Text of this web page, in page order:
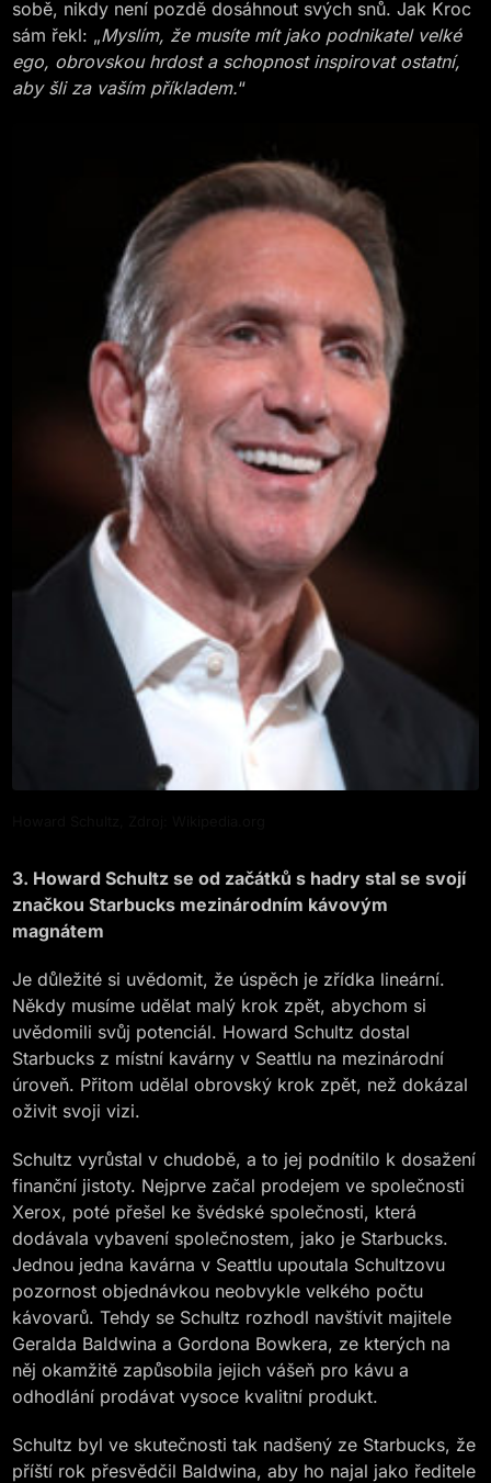
sobě, nikdy není pozdě dosáhnout svých snů. Jak Kroc
sám řekl: „Myslím, že musíte mít jako podnikatel velké
ego, obrovskou hrdost a schopnost inspirovat ostatní,
aby šli za vaším příkladem.“
3. Howard Schultz se od začátků s hadry stal se svojí
značkou Starbucks mezinárodním kávovým
magnátem
Je důležité si uvědomit, že úspěch je zřídka lineární.
Někdy musíme udělat malý krok zpět, abychom si
uvědomili svůj potenciál. Howard Schultz dostal
Starbucks z místní kavárny v Seattlu na mezinárodní
úroveň. Přitom udělal obrovský krok zpět, než dokázal
oživit svoji vizi.
Schultz vyrůstal v chudobě, a to jej podnítilo k dosažení
finanční jistoty. Nejprve začal prodejem ve společnosti
Xerox, poté přešel ke švédské společnosti, která
dodávala vybavení společnostem, jako je Starbucks.
Jednou jedna kavárna v Seattlu upoutala Schultzovu
pozornost objednávkou neobvykle velkého počtu
kávovarů. Tehdy se Schultz rozhodl navštívit majitele
Geralda Baldwina a Gordona Bowkera, ze kterých na
něj okamžitě zapůsobila jejich vášeň pro kávu a
odhodlání prodávat vysoce kvalitní produkt.
Schultz byl ve skutečnosti tak nadšený ze Starbucks, že
příští rok přesvědčil Baldwina, aby ho najal jako ředitele